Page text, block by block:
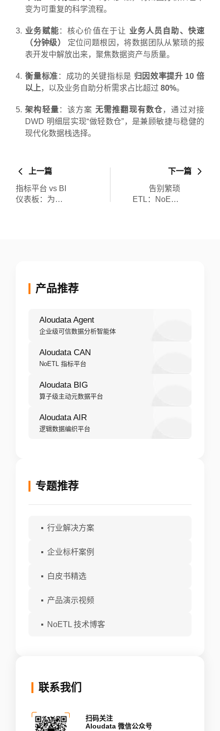
变为可重复的科学流程。
业务赋能 ：核心价值在于让 业务人员自助、快速
（分钟级）
定位问题根因，将数据团队从繁琐的报
表开发中解放出来，聚焦数据资产与质量。
衡量标准 ：成功的关键指标是 归因效率提升 10 倍
以上，以及业务自助分析需求占比超过80%。
架构轻量 ：该方案 无需推翻现有数仓，通过对接
DWD 明细层实现“做轻数仓”，是兼顾敏捷与稳健的
现代化数据栈选择。
上一篇
指标平台 vs BI
仪表板：为什
下一篇
告别繁琐
ETL：NoETL
产品推荐
Aloudata Agent
企业级可信数据分析智能体
Aloudata CAN
NoETL 指标平台
Aloudata BIG
算子级主动元数据平台
Aloudata AIR
逻辑数据编织平台
专题推荐
行业解决方案
企业标杆案例
白皮书精选
产品演示视频
NoETL 技术博客
联系我们
扫码关注
Aloudata 微信公众号